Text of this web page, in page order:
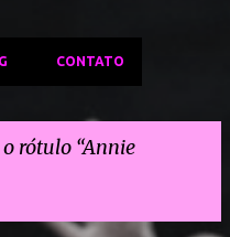
CONTATO
rótulo Annie